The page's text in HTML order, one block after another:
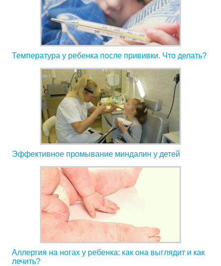
Температура у ребенка после прививки. Что делать?
Эффективное промывание миндалин у детей
Аллергия на ногах у ребенка: как она выглядит и как
лечить?